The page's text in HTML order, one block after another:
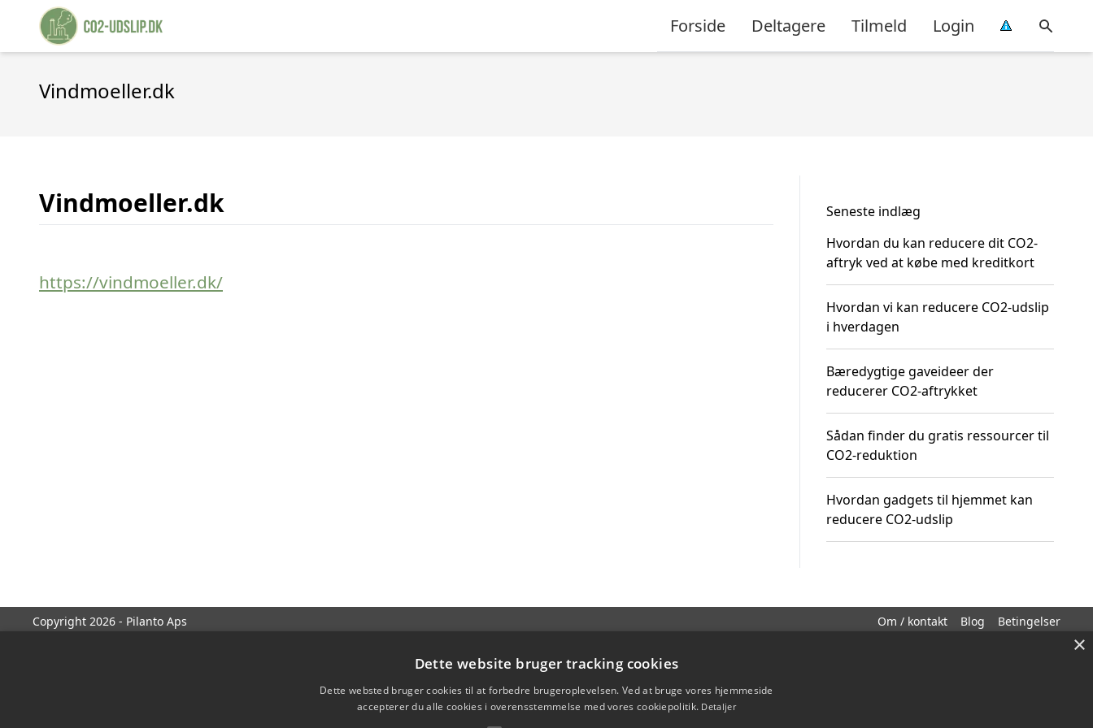
Forside Deltagere Tilmeld Login
Vindmoeller.dk
Vindmoeller.dk
https://vindmoeller.dk/
Seneste indlæg
Hvordan du kan reducere dit CO2-
aftryk ved at købe med kreditkort
Hvordan vi kan reducere CO2-udslip
i hverdagen
Bæredygtige gaveideer der
reducerer CO2-aftrykket
Sådan finder du gratis ressourcer til
CO2-reduktion
Hvordan gadgets til hjemmet kan
reducere CO2-udslip
Copyright 2026 - Pilanto Aps Om / kontakt Blog Betingelser
×
Dette website bruger tracking cookies
Dette websted bruger cookies til at forbedre brugeroplevelsen. Ved at bruge vores hjemmeside
accepterer du alle cookies i overensstemmelse med vores cookiepolitik. Detaljer